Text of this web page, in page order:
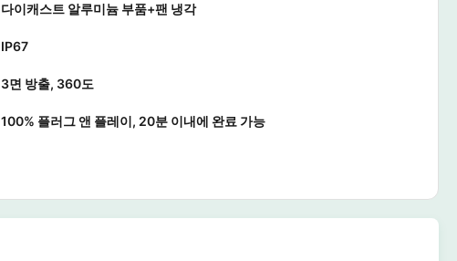
다이캐스트 알루미늄 부품+팬 냉각
IP67
3면 방출, 360도
100% 플러그 앤 플레이, 20분 이내에 완료 가능